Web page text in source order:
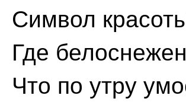
Символ
Где
Что по утру